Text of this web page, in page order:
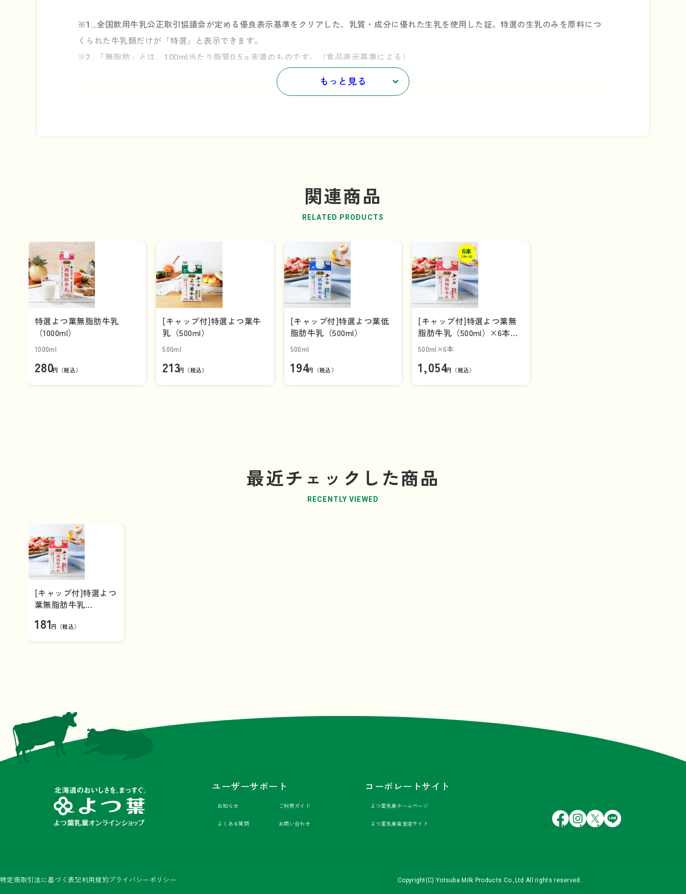
※1…全国飲用牛乳公正取引協議会が定める優良表示基準をクリアした、乳質・成分に優れた生乳を使用した証。特選の生乳のみを原料につ
くられた牛乳類だけが「特選」と表示できます。
※2…「無脂肪」とは、100ml当たり脂質0.5ｇ未満のものです。（食品表示基準による）
※3…キャップ付き容器の解体方法についてはこちらをご参照ください。→
「持続可能なリサイクルのために」
もっと見る
関連商品
RELATED PRODUCTS
特選よつ葉無脂肪牛乳
（1000ml）
1000ml
280円（税込）
[キャップ付]特選よつ葉牛
乳（500ml）
500ml
213円（税込）
[キャップ付]特選よつ葉低
脂肪牛乳（500ml）
500ml
194円（税込）
[キャップ付]特選よつ葉無
脂肪牛乳（500ml）×6本（1
ケース）
500ml×6本
1,054円（税込）
最近チェックした商品
RECENTLY VIEWED
[キャップ付]特選よつ
葉無脂肪牛乳
181円（税込）
ユーザーサポート
お知らせ ご利用ガイド
よくある質問 お問い合わせ
コーポレートサイト
よつ葉乳業ホームページ
よつ葉乳業直営店サイト
特定商取引法に基づく表記利用規約 プライバシーポリシー Copyright(C) Yotsuba Milk Products Co.,Ltd All rights reserved.